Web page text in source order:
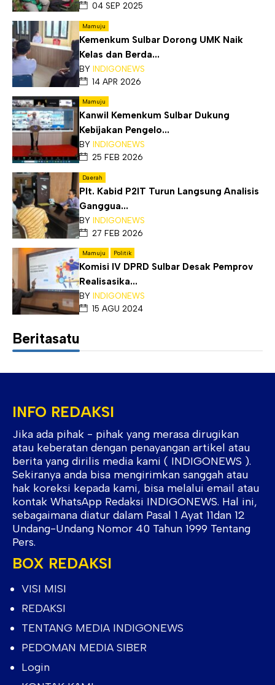
04 SEP 2025
Mamuju
Kemenkum Sulbar Dorong UMK Naik
Kelas dan Berda...
BY INDIGONEWS
14 APR 2026
Mamuju
Kanwil Kemenkum Sulbar Dukung
Kebijakan Pengelo...
BY INDIGONEWS
25 FEB 2026
Daerah
Plt. Kabid P2IT Turun Langsung Analisis
Ganggua...
BY INDIGONEWS
27 FEB 2026
Mamuju Politik
Komisi IV DPRD Sulbar Desak Pemprov
Realisasika...
BY INDIGONEWS
15 AGU 2024
Beritasatu
INFO REDAKSI
Jika ada pihak - pihak yang merasa dirugikan
atau keberatan dengan penayangan artikel atau
berita yang dirilis media kami ( INDIGONEWS ).
Sekiranya anda bisa mengirimkan sanggah atau
hak koreksi kepada kami, bisa melalui email atau
kontak WhatsApp Redaksi INDIGONEWS. Hal ini,
sebagaimana diatur dalam Pasal 1 Ayat 11dan 12
Undang-Undang Nomor 40 Tahun 1999 Tentang
Pers.
BOX REDAKSI
VISI MISI
REDAKSI
TENTANG MEDIA INDIGONEWS
PEDOMAN MEDIA SIBER
Login